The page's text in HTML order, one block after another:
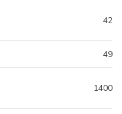
42
49
1400